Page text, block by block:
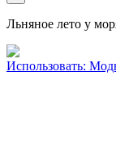
Льняное лето у
Использовать: